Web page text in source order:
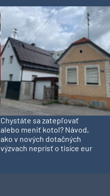
Chystáte sa zatepľovať
alebo meniť kotol? Návod,
ako v nových dotačných
výzvach neprísť o tisíce eur